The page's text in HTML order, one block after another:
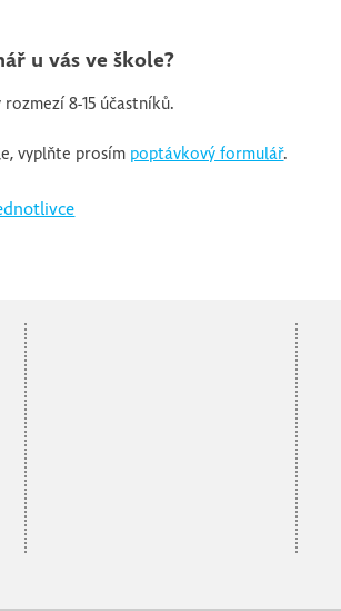
u vás ve škole?
8-15 účastníků.
vyplňte prosím poptávkový formulář.